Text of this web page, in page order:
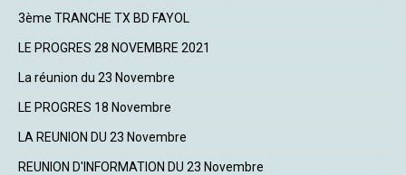
3ème TRANCHE TX BD FAYOL
LE PROGRES 28 NOVEMBRE 2021
La réunion du 23 Novembre
LE PROGRES 18 Novembre
LA REUNION DU 23 Novembre
REUNION D'INFORMATION DU 23 Novembre